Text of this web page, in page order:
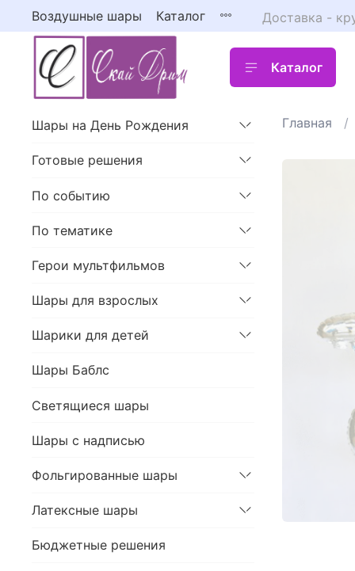
Воздушные шары Каталог Доставка -
Каталог
Главная
Шары на День Рождения
Готовые решения
По событию
По тематике
Герои мультфильмов
Шары для взрослых
Шарики для детей
Шары Баблс
Светящиеся шары
Шары с надписью
Фольгированные шары
Латексные шары
Бюджетные решения